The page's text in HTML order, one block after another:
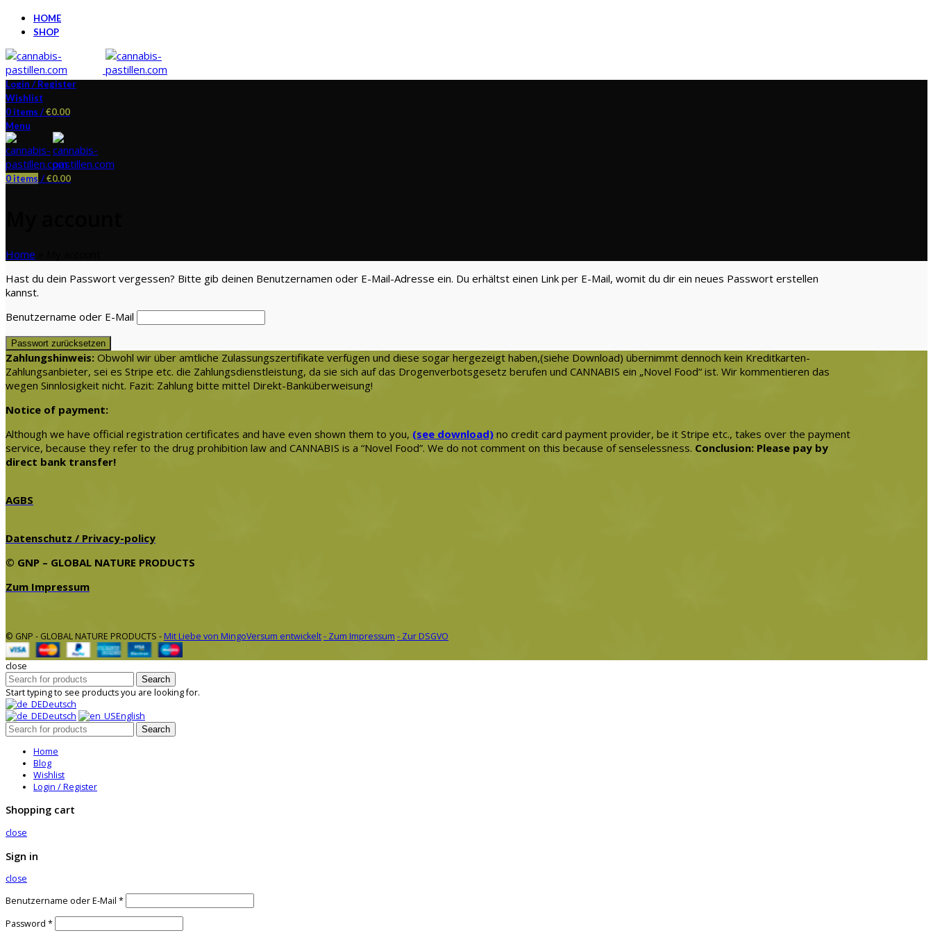
HOME
SHOP
Login / Register
Wishlist
0items /€0.00
Menu
0 items /€0.00
Home
Hast du dein Passwort vergessen? Bitte gib deinen Benutzernamen oder E-Mail-Adresse ein. Du erhältst einen Link per E-Mail, womit du dir ein neues Passwort erstellen
kannst.
Benutzername oder E-Mail
Passwort zurücksetzen
Zahlungshinweis: Obwohl wir über amtliche Zulassungszertifikate verfügen und diese sogar hergezeigt haben,(siehe Download) übernimmt dennoch kein Kreditkarten-
Zahlungsanbieter, sei es Stripe etc. die Zahlungsdienstleistung, da sie sich auf das Drogenverbotsgesetz berufen und CANNABIS ein „Novel Food“ ist. Wir kommentieren das
wegen Sinnlosigkeit nicht. Fazit: Zahlung bitte mittel Direkt-Banküberweisung!
Notice of payment:
Although we have official registration certificates and have even shown them to you, (see download) no credit card payment provider, be it Stripe etc., takes over the payment
service, because they refer to the drug prohibition law and CANNABIS is a “Novel Food”. We do not comment on this because of senselessness. Conclusion: Please pay by
direct bank transfer!
AGBS
Datenschutz / Privacy-policy
© GNP – GLOBAL NATURE PRODUCTS
Zum Impressum
© GNP - GLOBAL NATURE PRODUCTS - Mit Liebe von MingoVersum entwickelt- Zum Impressum - Zur DSGVO
close
Search
Start typing to see products you are looking for.
Deutsch
Deutsch
English
Search
Home
Blog
Wishlist
Login / Register
Shopping cart
close
Sign in
close
Benutzername oder E-Mail *
Password *